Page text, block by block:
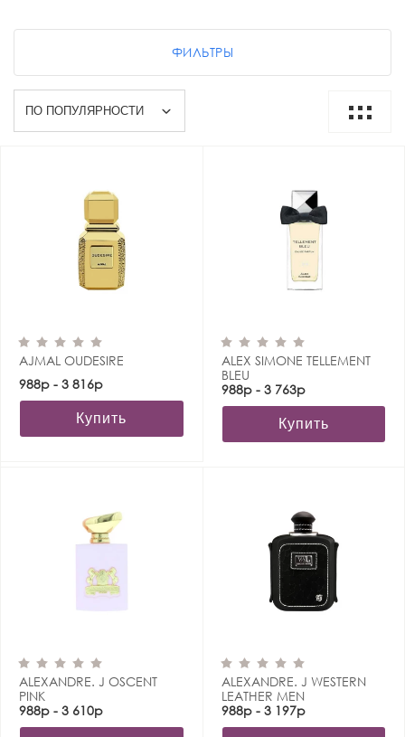
ФИЛЬТРЫ
AJMAL OUDESIRE
988р - 3 816р
Купить
ALEX SIMONE TELLEMENT
BLEU
988р - 3 763р
Купить
ALEXANDRE. J OSCENT
PINK
988р - 3 610р
ALEXANDRE. J WESTERN
LEATHER MEN
988р - 3 197р